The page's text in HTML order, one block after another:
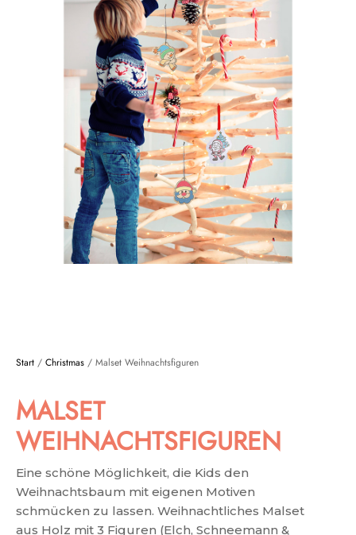
Start / Christmas / Malset Weihnachtsfiguren
MALSET
WEIHNACHTSFIGUREN
Eine schöne Möglichkeit, die Kids den
Weihnachtsbaum mit eigenen Motiven
schmücken zu lassen. Weihnachtliches Malset
aus Holz mit 3 Figuren (Elch, Schneemann &